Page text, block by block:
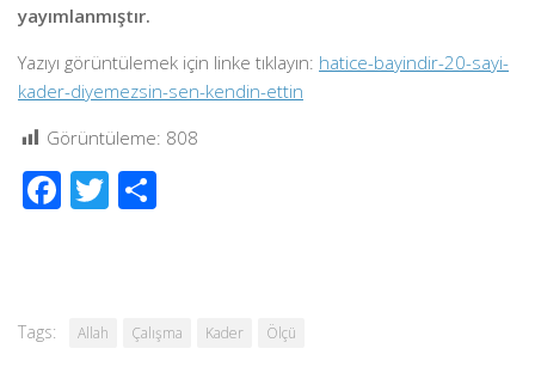
yayımlanmıştır.
Yazıyı görüntülemek için linke tıklayın: hatice-bayindir-20-sayi-
kader-diyemezsin-sen-kendin-ettin
Görüntüleme: 808
Facebook
Twitter
Tags: Allah Çalışma Kader Ölçü